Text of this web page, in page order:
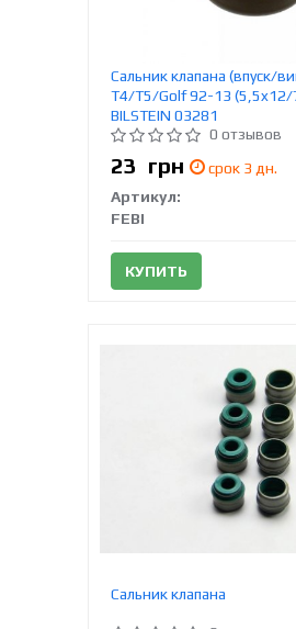
Сальник клапана (впуск/
T4/T5/Golf 92-13 (5,5x12/
BILSTEIN 03281
0 отзывов
23 грн
срок 3 дн.
Артикул:
FEBI
КУПИТЬ
Сальник клапана